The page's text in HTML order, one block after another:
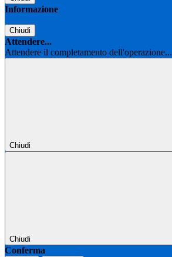
Informazione
Chiudi
Attendere...
Attendere il completamento dell'operazione...
Chiudi
Chiudi
Conferma